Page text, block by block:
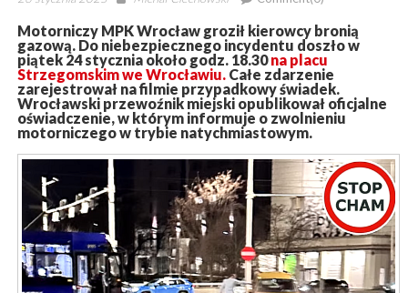
Motorniczy MPK Wrocław groził kierowcy bronią
gazową. Do niebezpiecznego incydentu doszło w
piątek 24 stycznia około godz. 18.30na placu
Strzegomskim we Wrocławiu.Całe zdarzenie
zarejestrował na filmie przypadkowy świadek.
Wrocławski przewoźnik miejski opublikował oficjalne
oświadczenie, w którym informuje o zwolnieniu
motorniczego w trybie natychmiastowym.